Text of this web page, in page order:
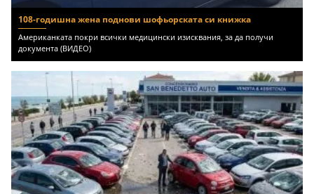
108-годишна жена поднови шофьорската си книжка
Американката покри всички медицински изисквания, за да получи
документа (ВИДЕО)